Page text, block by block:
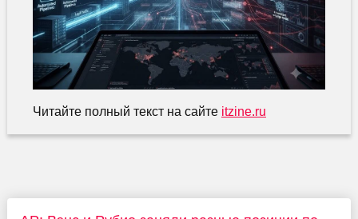
Читайте полный текст на сайте itzine.ru